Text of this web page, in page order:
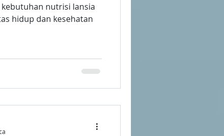
nutrisi lansia
hidup dan kesehatan